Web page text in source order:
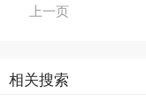
上一页
相关搜索